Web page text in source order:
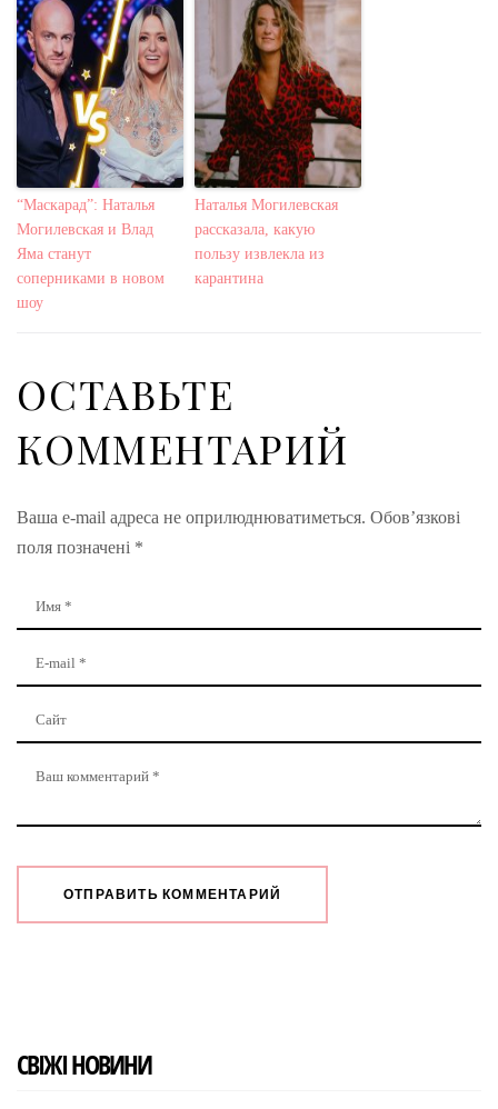
“Маскарад”: Наталья
Могилевская и Влад
Яма станут
соперниками в новом
шоу
Наталья Могилевская
рассказала, какую
пользу извлекла из
карантина
ОСТАВЬТЕ
КОММЕНТАРИЙ
Ваша e-mail адреса не оприлюднюватиметься. Обов’язкові
поля позначені *
СВІЖІ НОВИНИ